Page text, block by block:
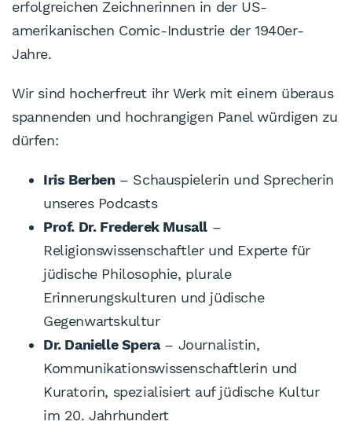
erfolgreichen Zeichnerinnen in der US-
amerikanischen Comic-Industrie der 1940er-
Jahre.
Wir sind hocherfreut ihr Werk mit einem überaus
spannenden und hochrangigen Panel würdigen zu
dürfen:
Iris Berben– Schauspielerin und Sprecherin
unseres Podcasts
Prof. Dr. Frederek Musall –
Religionswissenschaftler und Experte für
jüdische Philosophie, plurale
Erinnerungskulturen und jüdische
Gegenwartskultur
Dr. Danielle Spera– Journalistin,
Kommunikationswissenschaftlerin und
Kuratorin, spezialisiert auf jüdische Kultur
im 20. Jahrhundert